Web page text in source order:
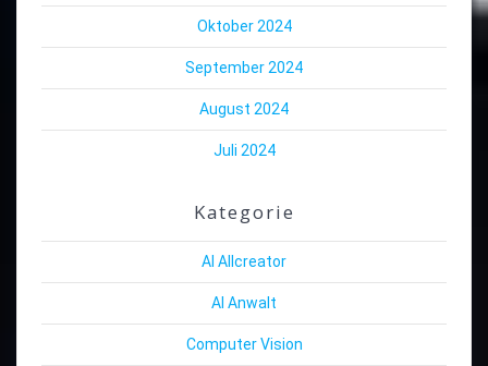
Oktober 2024
September 2024
August 2024
Juli 2024
Kategorie
AI Allcreator
AI Anwalt
Computer Vision